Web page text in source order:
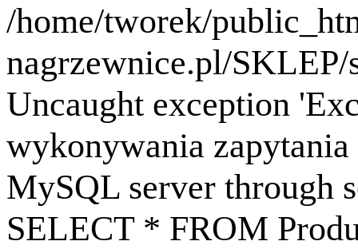
/home/tworek/
nagrzewnice.pl/
Uncaught exception
wykonywania zapytania
MySQL server through
SELECT * FROM